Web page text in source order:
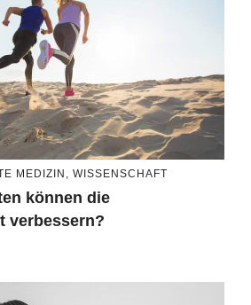
MEDIZIN , WISSENSCHAFT
können die
verbessern?